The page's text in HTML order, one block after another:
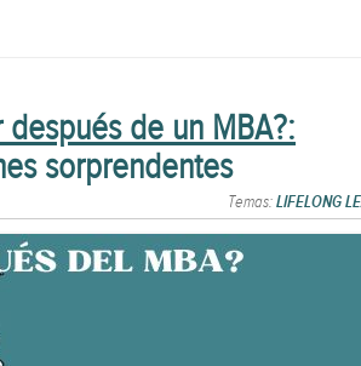
después de un MBA?:
sorprendentes
Temas:LIFELONG